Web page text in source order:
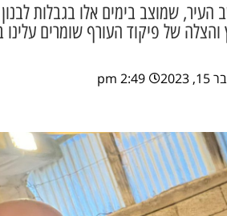
העיר, שמוצב בימים אלו בגבלות לבנון
של פיקוד העורף שומרים עלינו
2:49 pm